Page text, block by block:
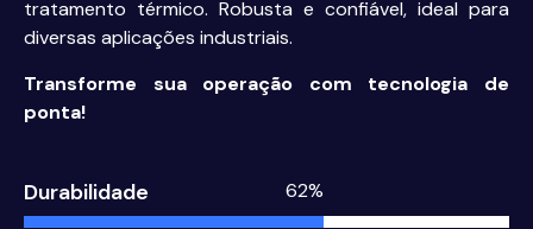
tratamento térmico. Robusta e confiável, ideal para
diversas aplicações industriais.
Transforme sua operação com tecnologia de
ponta!
Durabilidade